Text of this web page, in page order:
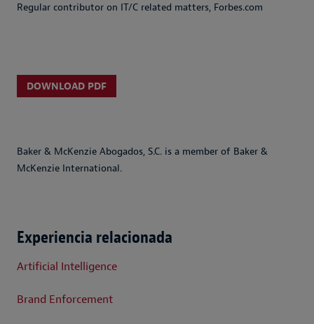
Regular contributor on IT/C related matters, Forbes.com
DOWNLOAD PDF
Baker & McKenzie Abogados, S.C. is a member of Baker &
McKenzie International.
Experiencia relacionada
Artificial Intelligence
Brand Enforcement